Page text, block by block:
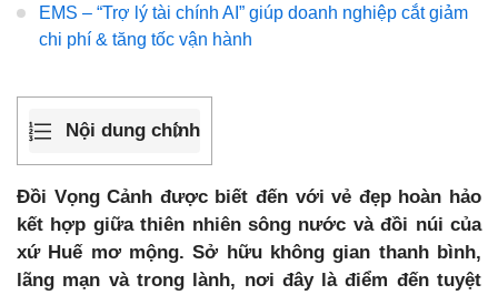
EMS – “Trợ lý tài chính AI” giúp doanh nghiệp cắt giảm
chi phí & tăng tốc vận hành
Nội dung chính
Đồi Vọng Cảnh được biết đến với vẻ đẹp hoàn hảo
kết hợp giữa thiên nhiên sông nước và đồi núi của
xứ Huế mơ mộng. Sở hữu không gian thanh bình,
lãng mạn và trong lành, nơi đây là điểm đến tuyệt